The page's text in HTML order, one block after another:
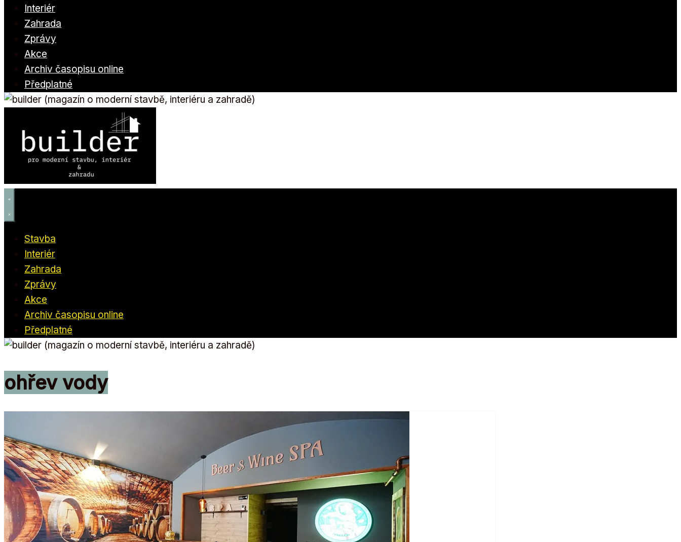
Interiér
Zahrada
Zprávy
Akce
Archiv časopisu online
Předplatné
Stavba
Interiér
Zahrada
Zprávy
Akce
Archiv časopisu online
Předplatné
ohřev vody